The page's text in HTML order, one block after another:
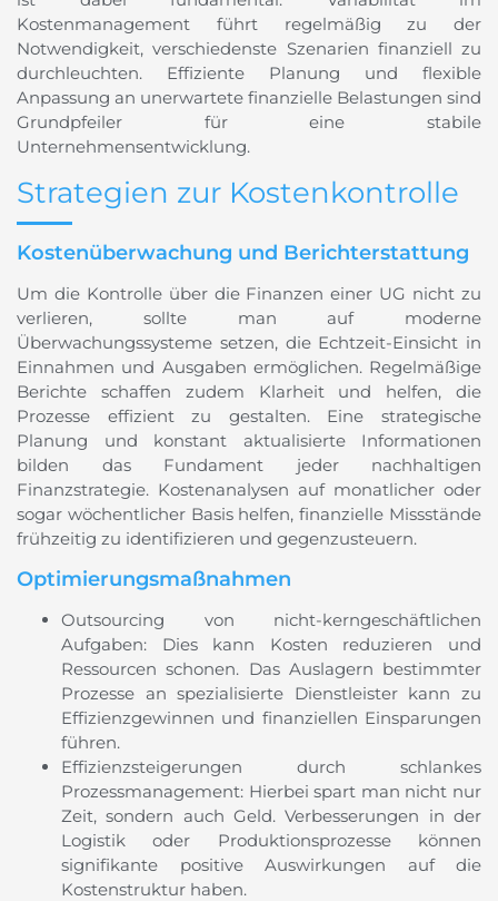
Kostenmanagement führt regelmäßig zu der
Notwendigkeit, verschiedenste Szenarien finanziell zu
durchleuchten. Effiziente Planung und flexible
Anpassung an unerwartete finanzielle Belastungen sind
Grundpfeiler für eine stabile
Unternehmensentwicklung.
Strategien zur Kostenkontrolle
Kostenüberwachung und Berichterstattung
Um die Kontrolle über die Finanzen einer UG nicht zu
verlieren, sollte man auf moderne
Überwachungssysteme setzen, die Echtzeit-Einsicht in
Einnahmen und Ausgaben ermöglichen. Regelmäßige
Berichte schaffen zudem Klarheit und helfen, die
Prozesse effizient zu gestalten. Eine strategische
Planung und konstant aktualisierte Informationen
bilden das Fundament jeder nachhaltigen
Finanzstrategie. Kostenanalysen auf monatlicher oder
sogar wöchentlicher Basis helfen, finanzielle Missstände
frühzeitig zu identifizieren und gegenzusteuern.
Optimierungsmaßnahmen
Outsourcing von nicht-kerngeschäftlichen
Aufgaben: Dies kann Kosten reduzieren und
Ressourcen schonen. Das Auslagern bestimmter
Prozesse an spezialisierte Dienstleister kann zu
Effizienzgewinnen und finanziellen Einsparungen
führen.
Effizienzsteigerungen durch schlankes
Prozessmanagement: Hierbei spart man nicht nur
Zeit, sondern auch Geld. Verbesserungen in der
Logistik oder Produktionsprozesse können
signifikante positive Auswirkungen auf die
Kostenstruktur haben.